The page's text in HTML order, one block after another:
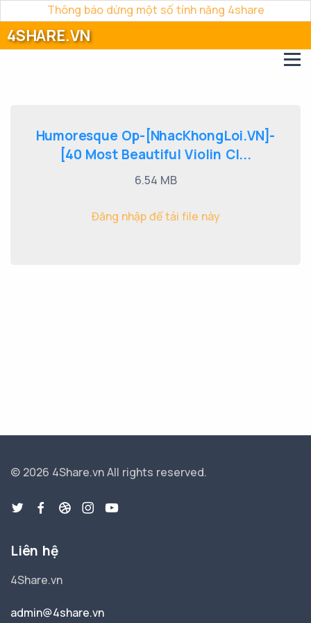
Thông báo dừng một số tính năng 4share
4SHARE.VN
Humoresque Op-[NhacKhongLoi.VN]-
[40 Most Beautiful Violin Cl...
6.54 MB
Đăng nhập để tải file này
© 2026 4Share.vnAll rights reserved.
Liên hệ
4Share.vn
admin@4share.vn